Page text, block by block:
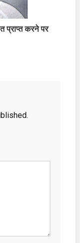
प्राप्त करने पर